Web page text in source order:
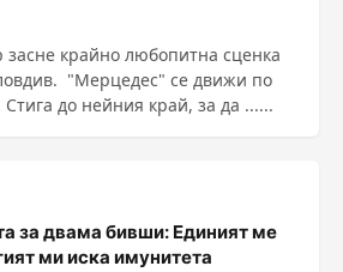
засне крайно любопитна сценка
се движи по
до нейния край, за да ......
за двама бивши: Единият ме
ми иска имунитета